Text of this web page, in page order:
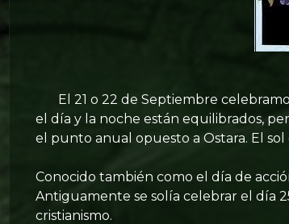
El 21 o 22 de Septiembre
el día y la noche están equilibrados,
el punto anual opuesto a Ostara. El sol
Conocido también como el día de
Antiguamente se solía celebrar el día
cristianismo.